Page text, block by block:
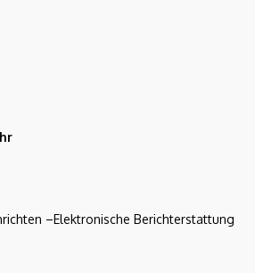
–Elektronische Berichterstattung